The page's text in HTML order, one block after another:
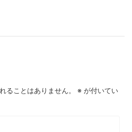
ることはありません。 ※ が付いてい